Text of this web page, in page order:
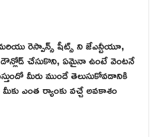
రెస్పాన్స్ షీట్స్ ని జేఎన్టీయూ,
డౌన్లోడ్ చేసుకొని, ఏమైనా ఉంటే వెంటనే
మీరు ముందే తెలుసుకోవడానికి
ఎంత ర్యాంకు వచ్చే అవకాశం